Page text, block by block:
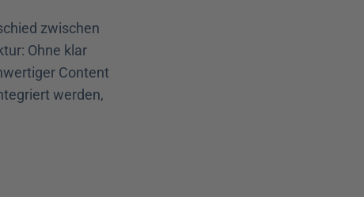
zwischen
Ohne klar
Content
werden,